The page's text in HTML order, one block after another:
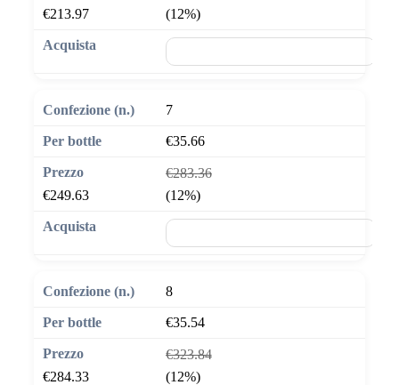
€213.97
(12%)
7
€35.66
€283.36
€249.63
(12%)
8
€35.54
€323.84
€284.33
(12%)